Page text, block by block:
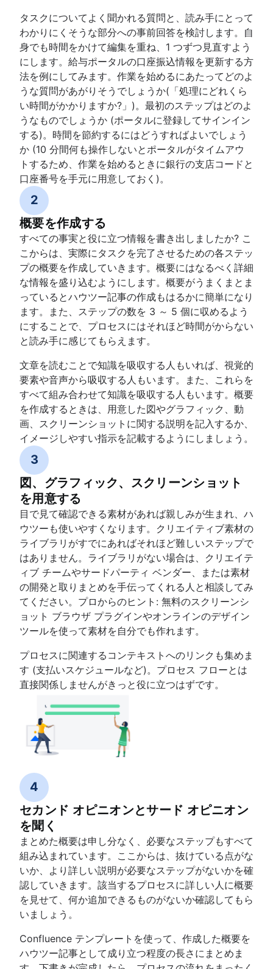
タスクについてよく聞かれる質問と、読み手にとって
わかりにくそうな部分への事前回答を検討します。自
身でも時間をかけて編集を重ね、1 つずつ見直すよう
にします。給与ポータルの口座振込情報を更新する方
法を例にしてみます。作業を始めるにあたってどのよ
うな質問があがりそうでしょうか(「処理にどれくら
い時間がかかりますか?」)。最初のステップはどのよ
うなものでしょうか (ポータルに登録してサインイン
する)。時間を節約するにはどうすればよいでしょう
か (10 分間何も操作しないとポータルがタイムアウ
トするため、作業を始めるときに銀行の支店コードと
口座番号を手元に用意しておく)。
2
概要を作成する
すべての事実と役に立つ情報を書き出しましたか? こ
こからは、実際にタスクを完了させるための各ステッ
プの概要を作成していきます。概要にはなるべく詳細
な情報を盛り込むようにします。概要がうまくまとま
っているとハウツー記事の作成もはるかに簡単になり
ます。また、ステップの数を 3 ～ 5 個に収めるよう
にすることで、プロセスにはそれほど時間がからない
と読み手に感じてもらえます。
文章を読むことで知識を吸収する人もいれば、視覚的
要素や音声から吸収する人もいます。また、これらを
すべて組み合わせて知識を吸収する人もいます。概要
を作成するときは、用意した図やグラフィック、動
画、スクリーンショットに関する説明を記入するか、
イメージしやすい指示を記載するようにしましょう。
3
図、グラフィック、スクリーンショット
を用意する
目で見て確認できる素材があれば親しみが生まれ、ハ
ウツーも使いやすくなります。クリエイティブ素材の
ライブラリがすでにあればそれほど難しいステップで
はありません。ライブラリがない場合は、クリエイテ
ィブ チームやサードパーティ ベンダー、または素材
の開発と取りまとめを手伝ってくれる人と相談してみ
てください。プロからのヒント: 無料のスクリーンシ
ョット ブラウザ プラグインやオンラインのデザイン
ツールを使って素材を自分でも作れます。
プロセスに関連するコンテキストへのリンクも集めま
す (支払いスケジュールなど)。プロセス フローとは
直接関係しませんがきっと役に立つはずです。
4
セカンド オピニオンとサード オピニオン
を聞く
まとめた概要は申し分なく、必要なステップもすべて
組み込まれています。ここからは、抜けている点がな
いか、より詳しい説明が必要なステップがないかを確
認していきます。該当するプロセスに詳しい人に概要
を見せて、何か追加できるものがないか確認してもら
いましょう。
Confluence テンプレートを使って、作成した概要を
ハウツー記事として成り立つ程度の長さにまとめま